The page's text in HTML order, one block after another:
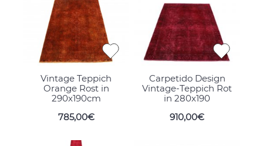
Vintage Teppich
Orange Rost in
290x190cm
785,00€
Carpetido Design
Vintage-Teppich Rot
in 280x190
910,00€